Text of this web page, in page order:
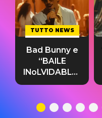
TUTTO NEWS
Bad Bunny e
“BAILE
INoLVIDABLE”:
testo,
significato